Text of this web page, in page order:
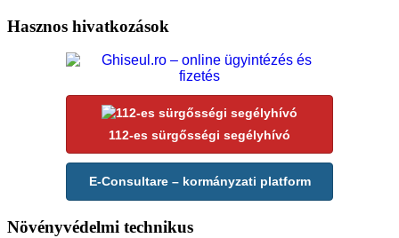
Hasznos hivatkozások
112-es sürgősségi segélyhívó
E-Consultare – kormányzati platform
Növényvédelmi technikus